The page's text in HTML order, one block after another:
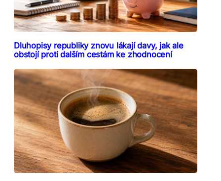
Dluhopisy republiky znovu lákají davy, jak ale
obstojí proti dalším cestám ke zhodnocení